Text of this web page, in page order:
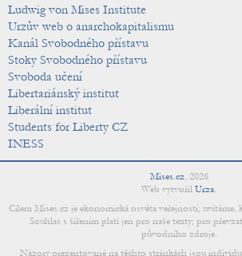
Ludwig von Mises Institute
Urzův web o anarchokapitalismu
Kanál Svobodného přístavu
Stoky Svobodného přístavu
Svoboda učení
Libertariánský institut
Liberální institut
Students for Liberty CZ
INESS
Mises.cz, 2026
Web vytvořil Urza.
Cílem Mises.cz je ekonomická osvěta veřejnosti; uvítáme,
Souhlas s šířením platí jen pro naše texty; pro
původního zdroje.
Názory prezentované na těchto stránkách jsou